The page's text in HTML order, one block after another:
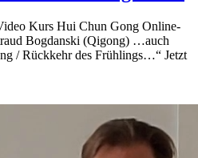
Kurs Hui Chun Gong Online-
Bogdanski (Qigong) …auch
/ Rückkehr des Frühlings…“ Jetzt